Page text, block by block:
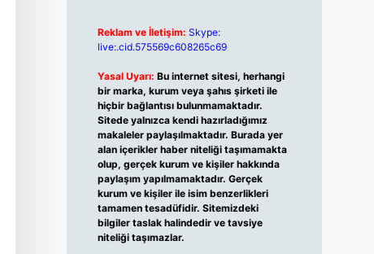
Reklam ve İletişim: Skype:
live:.cid.575569c608265c69
Yasal Uyarı: Bu internet sitesi, herhangi
bir marka, kurum veya şahıs şirketi ile
hiçbir bağlantısı bulunmamaktadır.
Sitede yalnızca kendi hazırladığımız
makaleler paylaşılmaktadır. Burada yer
alan içerikler haber niteliği taşımamakta
olup, gerçek kurum ve kişiler hakkında
paylaşım yapılmamaktadır. Gerçek
kurum ve kişiler ile isim benzerlikleri
tamamen tesadüfidir. Sitemizdeki
bilgiler taslak halindedir ve tavsiye
niteliği taşımazlar.